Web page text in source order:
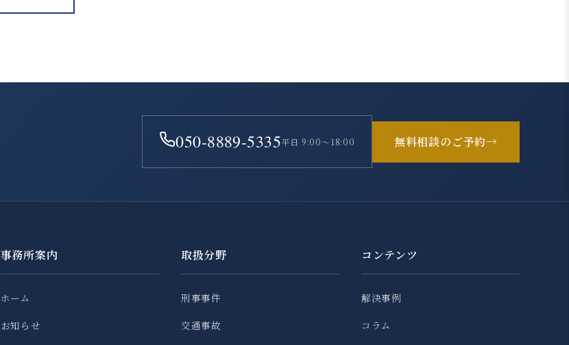
050-8889-5335平日 9:00～18:00 無料相談のご予約→
事務所案内
ホーム
お知らせ
取扱分野
刑事事件
交通事故
コンテンツ
解決事例
コラム